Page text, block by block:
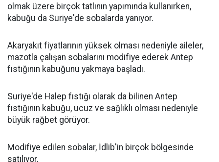
olmak üzere birçok tatlının yapımında kullanırken,
kabuğu da Suriye'de sobalarda yanıyor.
Akaryakıt fiyatlarının yüksek olması nedeniyle aileler,
mazotla çalışan sobalarını modifiye ederek Antep
fıstığının kabuğunu yakmaya başladı.
Suriye'de Halep fıstığı olarak da bilinen Antep
fıstığının kabuğu, ucuz ve sağlıklı olması nedeniyle
büyük rağbet görüyor.
Modifiye edilen sobalar, İdlib'in birçok bölgesinde
satılıyor.